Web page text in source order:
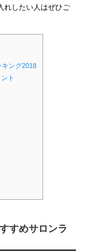
れしたい人はぜひご
キング2018
ト
すめサロンラ